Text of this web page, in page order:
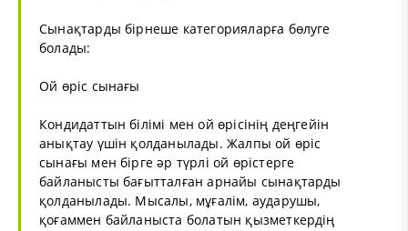
Сынақтарды бірнеше категорияларға бөлуге
болады:
Ой өріс сынағы
Кондидаттын білімі мен ой өрісінің деңгейін
анықтау үшін қолданылады. Жалпы ой өріс
сынағы мен бірге әр түрлі ой өрістерге
байланысты бағытталған арнайы сынақтарды
қолданылады. Мысалы, мұғалім, аударушы,
қоғаммен байланыста болатын қызметкердің